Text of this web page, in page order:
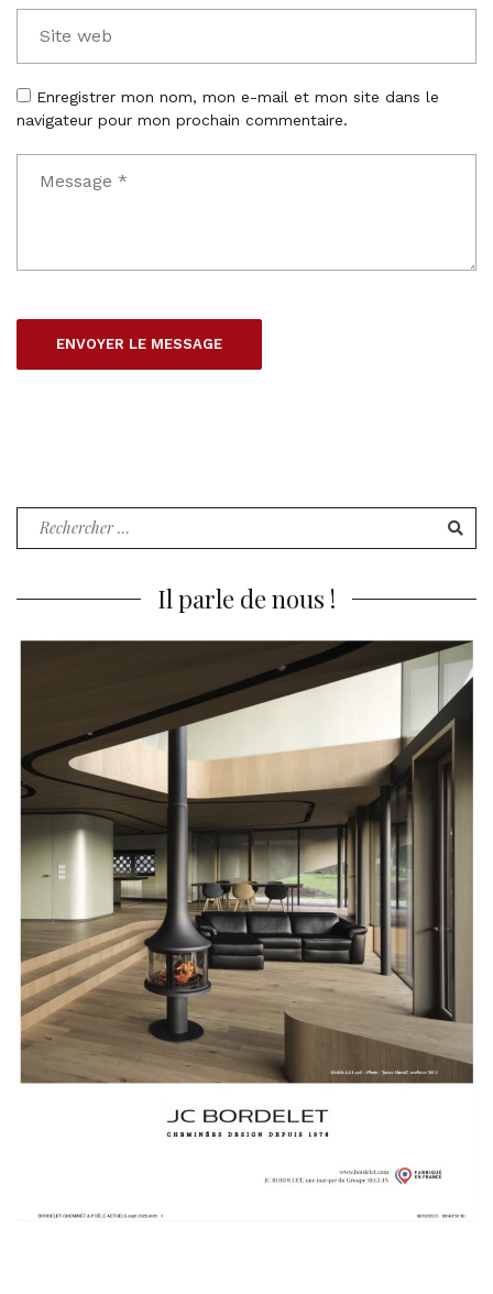
Enregistrer mon nom, mon e-mail et mon site dans le
navigateur pour mon prochain commentaire.
Recherche
Il parle de nous !